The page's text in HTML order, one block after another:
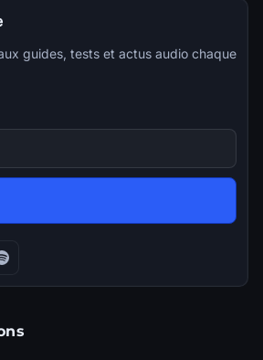
guides, tests et actus audio chaque